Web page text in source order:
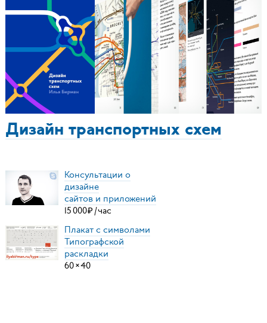
Дизайн транспортных схем
Консультации о
дизайне
сайтов и приложений
15000₽ /час
Плакат с символами
Типографской
раскладки
60×40